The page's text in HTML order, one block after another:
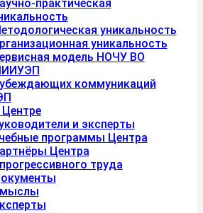
практическая
уникальность
уникальность
модель НОЧУ ВО
коммуникаций
и эксперты
программы Центра
Центра
труда